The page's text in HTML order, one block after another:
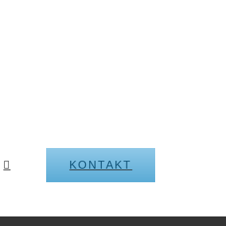
KONTAKT